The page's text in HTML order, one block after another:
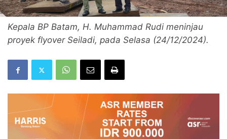
Kepala BP Batam, H. Muhammad Rudi meninjau
proyek flyover Seiladi, pada Selasa (24/12/2024).